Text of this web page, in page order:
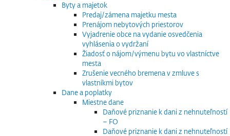
Byty a majetok
Predaj/zámena majetku mesta
Prenájom nebytových priestorov
Vyjadrenie obce na vydanie osvedčenia
vyhlásenia o vydržaní
Žiadosť o nájom/výmenu bytu vo vlastníctve
mesta
Zrušenie vecného bremena v zmluve s
vlastníkmi bytov
Dane a poplatky
Miestne dane
Daňové priznanie k dani z nehnuteľností
– FO
Daňové priznanie k dani z nehnuteľností